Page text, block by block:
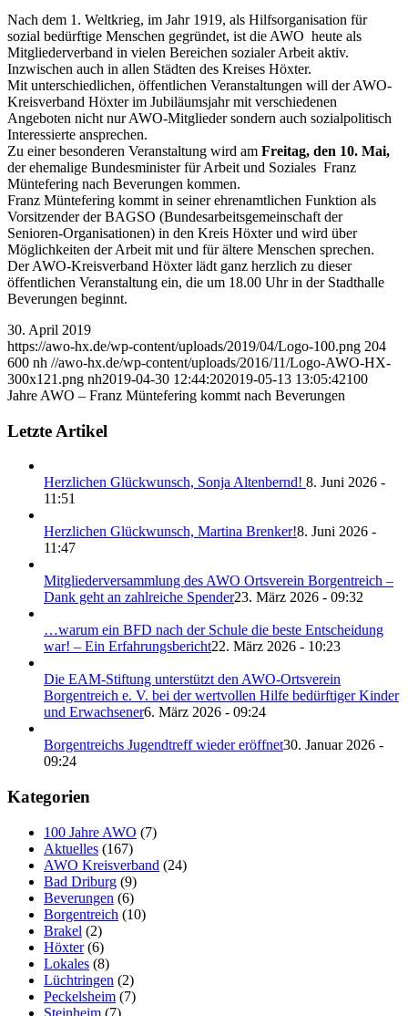
Nach dem 1. Weltkrieg, im Jahr 1919, als Hilfsorganisation für
sozial bedürftige Menschen gegründet, ist die AWO heute als
Mitgliederverband in vielen Bereichen sozialer Arbeit aktiv.
Inzwischen auch in allen Städten des Kreises Höxter.
Mit unterschiedlichen, öffentlichen Veranstaltungen will der AWO-
Kreisverband Höxter im Jubiläumsjahr mit verschiedenen
Angeboten nicht nur AWO-Mitglieder sondern auch sozialpolitisch
Interessierte ansprechen.
Zu einer besonderen Veranstaltung wird am Freitag, den 10. Mai,
der ehemalige Bundesminister für Arbeit und Soziales Franz
Müntefering nach Beverungen kommen.
Franz Müntefering kommt in seiner ehrenamtlichen Funktion als
Vorsitzender der BAGSO (Bundesarbeitsgemeinschaft der
Senioren-Organisationen) in den Kreis Höxter und wird über
Möglichkeiten der Arbeit mit und für ältere Menschen sprechen.
Der AWO-Kreisverband Höxter lädt ganz herzlich zu dieser
öffentlichen Veranstaltung ein, die um 18.00 Uhr in der Stadthalle
Beverungen beginnt.
30. April 2019
https://awo-hx.de/wp-content/uploads/2019/04/Logo-100.png 204
600 nh //awo-hx.de/wp-content/uploads/2016/11/Logo-AWO-HX-
300x121.png nh2019-04-30 12:44:202019-05-13 13:05:42100
Jahre AWO – Franz Müntefering kommt nach Beverungen
Letzte Artikel
Herzlichen Glückwunsch, Sonja Altenbernd! 8. Juni 2026 -
11:51
Herzlichen Glückwunsch, Martina Brenker!8. Juni 2026 -
11:47
Mitgliederversammlung des AWO Ortsverein Borgentreich –
Dank geht an zahlreiche Spender23. März 2026 - 09:32
…warum ein BFD nach der Schule die beste Entscheidung
war! – Ein Erfahrungsbericht22. März 2026 - 10:23
Die EAM-Stiftung unterstützt den AWO-Ortsverein
Borgentreich e. V. bei der wertvollen Hilfe bedürftiger Kinder
und Erwachsener6. März 2026 - 09:24
Borgentreichs Jugendtreff wieder eröffnet30. Januar 2026 -
09:24
Kategorien
100 Jahre AWO (7)
Aktuelles (167)
AWO Kreisverband (24)
Bad Driburg (9)
Beverungen (6)
Borgentreich (10)
Brakel (2)
Höxter(6)
Lokales (8)
Lüchtringen (2)
Peckelsheim (7)
Steinheim (7)